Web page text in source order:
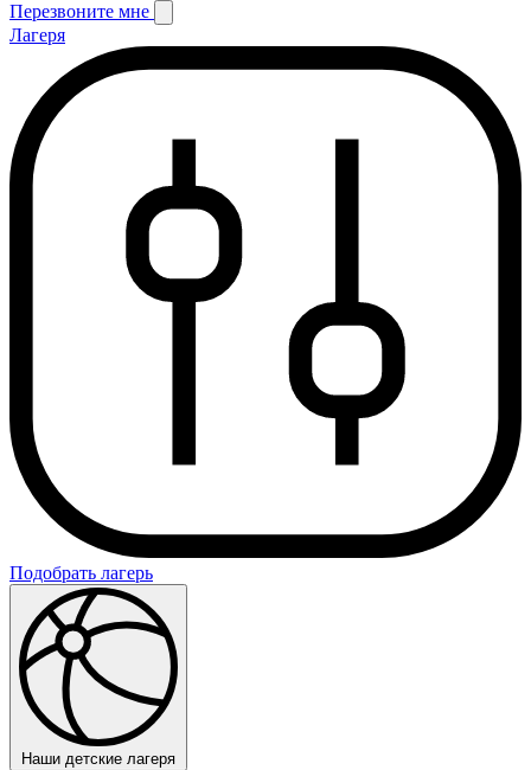
Перезвоните мне
Лагеря
Подобрать лагерь
Наши детские лагеря